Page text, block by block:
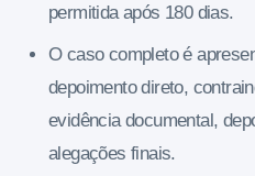
permitida após 180 dias.
O caso completo é
depoimento direto,
evidência documental,
alegações finais.